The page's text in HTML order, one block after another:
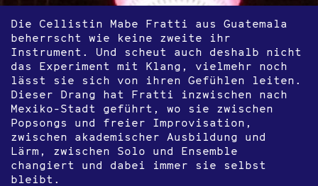
Die Cellistin Mabe Fratti aus Guatemala
beherrscht wie keine zweite ihr
Instrument. Und scheut auch deshalb nicht
das Experiment mit Klang, vielmehr noch
lässt sie sich von ihren Gefühlen leiten.
Dieser Drang hat Fratti inzwischen nach
Mexiko-Stadt geführt, wo sie zwischen
Popsongs und freier Improvisation,
zwischen akademischer Ausbildung und
Lärm, zwischen Solo und Ensemble
changiert und dabei immer sie selbst
bleibt.